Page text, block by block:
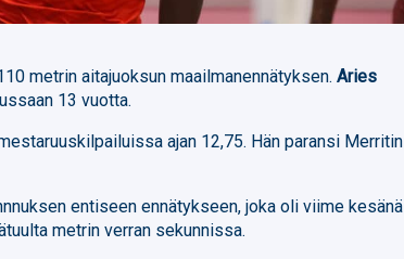
metrin aitajuoksun maailmanennätyksen.Aries
13 vuotta.
ajan 12,75. Hän paransi Merritin
entiseen ennätykseen, joka oli viime kesänä
metrin verran sekunnissa.